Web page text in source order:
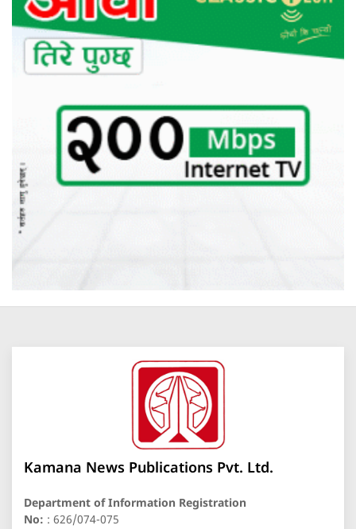
Kamana News Publications Pvt. Ltd.
Department of Information Registration
No: : 626/074-075